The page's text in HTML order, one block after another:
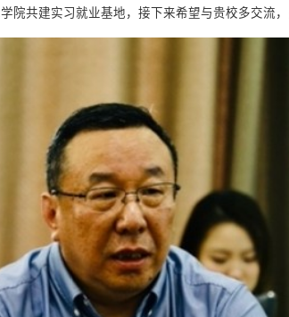
院共建实习就业基地，接下来希望与贵校多交流